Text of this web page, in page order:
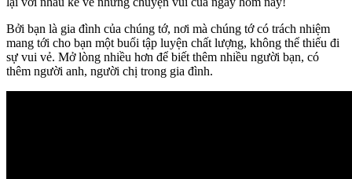
Bởi bạn là gia đình của chúng tớ, nơi mà chúng tớ có trách nhiệm
mang tới cho bạn một buổi tập luyện chất lượng, không thể thiếu đi
sự vui vẻ. Mở lòng nhiều hơn để biết thêm nhiều người bạn, có
thêm người anh, người chị trong gia đình.